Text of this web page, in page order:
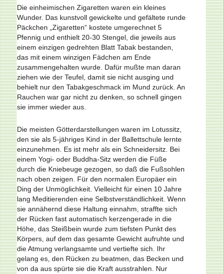
Die einheimischen Zigaretten waren ein kleines
Wunder. Das kunstvoll gewickelte und gefältete runde
Päckchen „Zigaretten“ kostete umgerechnet 5
Pfennig und enthielt 20-30 Stengel, die jeweils aus
einem einzigen gedrehten Blatt Tabak bestanden,
das mit einem winzigen Fädchen am Ende
zusammengehalten wurde. Dafür mußte man daran
ziehen wie der Teufel, damit sie nicht ausging und
behielt nur den Tabakgeschmack im Mund zurück. An
Rauchen war gar nicht zu denken, so schnell gingen
sie immer wieder aus.
Die meisten Götterdarstellungen waren im Lotussitz,
den sie als 5-jähriges Kind in der Ballettschule lernte
einzunehmen. Es ist mehr als ein Schneidersitz. Bei
einem Yogi- oder Buddha-Sitz werden die Füße
durch die Kniebeuge gezo­gen, so daß die Fußsohlen
nach oben zeigen. Für den normalen Europäer ein
Ding der Unmöglichkeit. Vielleicht für einen 10 Jahre
lang Meditierenden eine Selbstverständlichkeit. Wenn
sie annähernd diese Haltung einnahm, straffte sich
der Rücken fast automatisch kerzengerade in die
Höhe, das Steißbein wurde zum tiefsten Punkt des
Körpers, auf dem das gesamte Gewicht aufruhte und
die Atmung verlangsamte und vertiefte sich. Ihr
gelang es, den Rücken zu beatmen, das Becken und
von da aus spürte sie die Kraft ausstrahlen. Nur